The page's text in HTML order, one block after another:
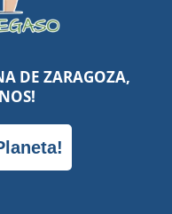
DE ZARAGOZA,